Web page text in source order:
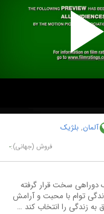
آلمان, بلژیک
فروش (جهانی):-
سخت قرار گرفته
توام با محبت و آرامش
به زندگی را انتخاب کند …